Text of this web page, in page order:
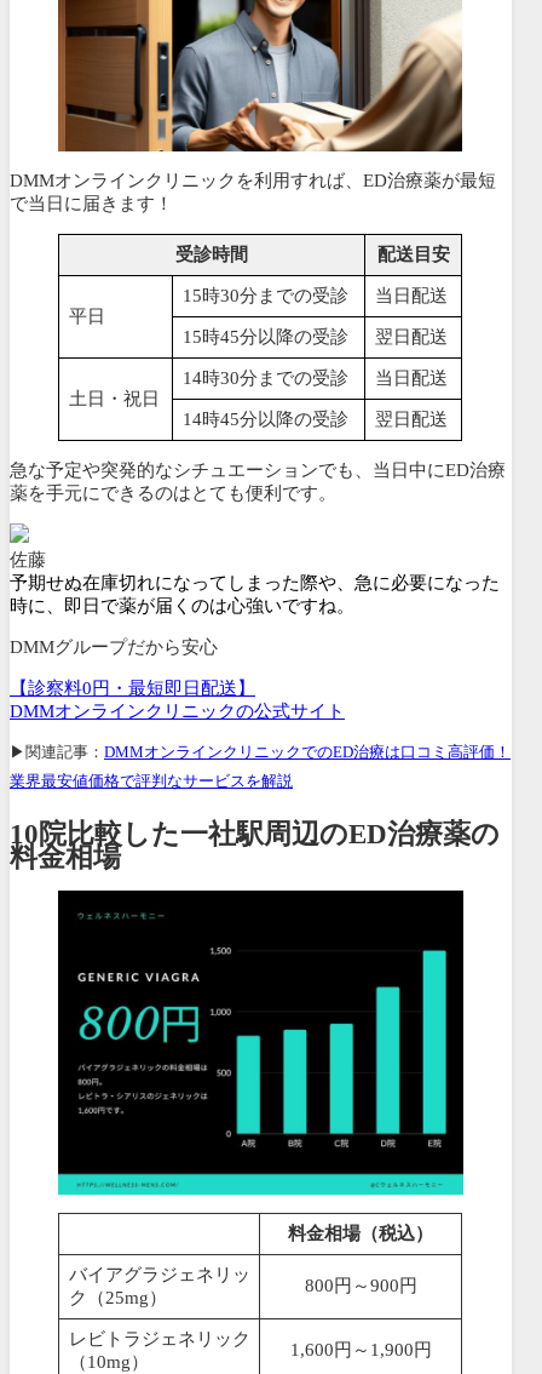
DMMオンラインクリニックを利用すれば、ED治療薬が最短
で当日に届きます！
受診時間 配送目安
平日
15時30分までの受診 当日配送
15時45分以降の受診 翌日配送
土日・祝日
14時30分までの受診 当日配送
14時45分以降の受診 翌日配送
急な予定や突発的なシチュエーションでも、当日中にED治療
薬を手元にできるのはとても便利です。
佐藤
予期せぬ在庫切れになってしまった際や、急に必要になった
時に、即日で薬が届くのは心強いですね。
DMMグループだから安心
【診察料0円・最短即日配送】
DMMオンラインクリニックの公式サイト
▶関連記事： DMMオンラインクリニックでのED治療は口コミ高評価！
業界最安値価格で評判なサービスを解説
10院比較した一社駅周辺のED治療薬の
料金相場
料金相場（税込）
バイアグラジェネリッ
ク（25mg）
800円～900円
レビトラジェネリック
（10mg）
1,600円～1,900円